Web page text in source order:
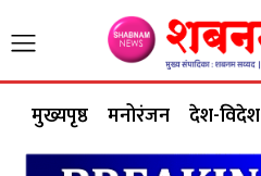
मुख्यपृष्ठ मनोरंजन देश-विदेश